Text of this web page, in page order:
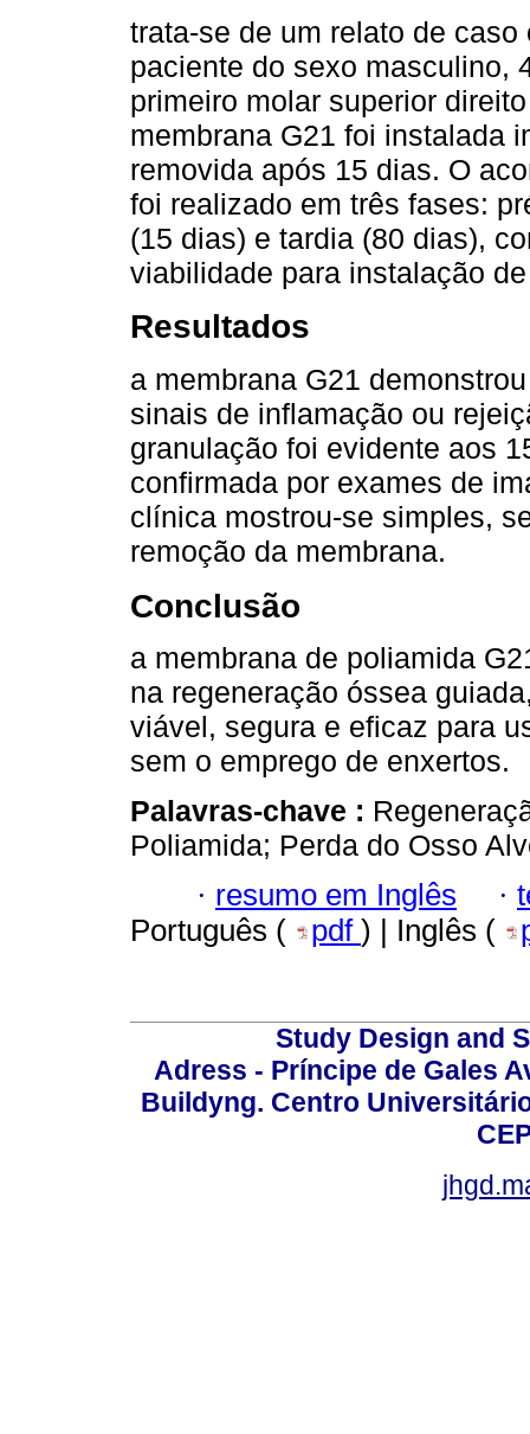
trata-se de um relato de
paciente do sexo masculino,
primeiro molar superior
membrana G21 foi instalada
removida após 15 dias. O
foi realizado em três fases:
(15 dias) e tardia (80 dias),
viabilidade para instalação
Resultados
a membrana G21
sinais de inflamação ou
granulação foi evidente aos
confirmada por exames de
clínica mostrou-se simples,
remoção da membrana.
Conclusão
a membrana de poliamida
na regeneração óssea
viável, segura e eficaz para
sem o emprego de enxertos.
Palavras-chave :
Poliamida; Perda do Osso
· resumo em Inglês ·
Português (
pdf ) | Inglês (
Study Design and
Adress - Príncipe de Gales
Buildyng. Centro